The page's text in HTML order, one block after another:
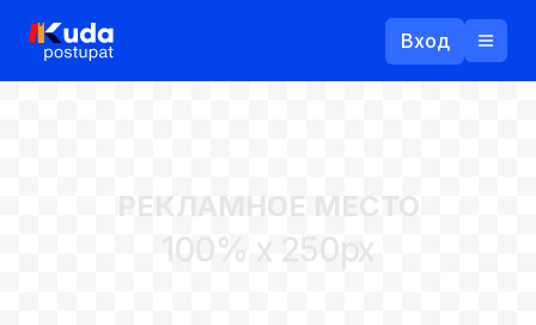
Вход
РЕКЛАМНОЕ МЕСТО
100% x 250px